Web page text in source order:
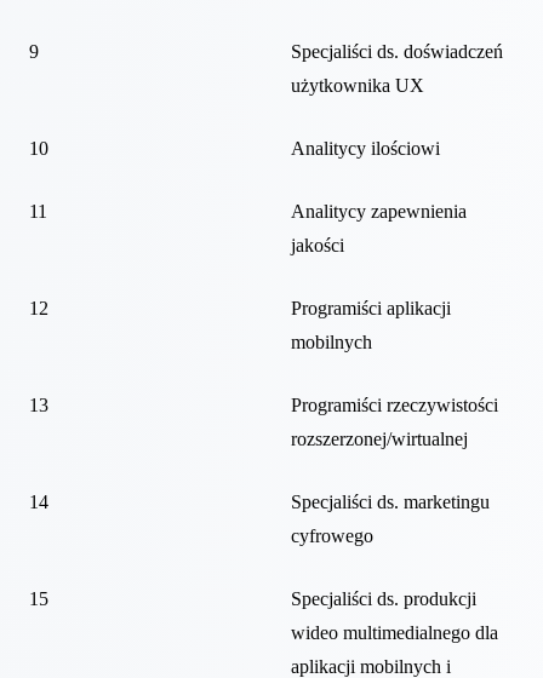
9
Specjaliści ds. doświadczeń
użytkownika UX
10 Analitycy ilościowi
11
Analitycy zapewnienia
jakości
12
Programiści aplikacji
mobilnych
13
Programiści rzeczywistości
rozszerzonej/wirtualnej
14
Specjaliści ds. marketingu
cyfrowego
15
Specjaliści ds. produkcji
wideo multimedialnego dla
aplikacji mobilnych i